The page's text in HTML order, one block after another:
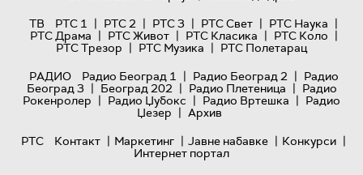
ТВ
РТС 1 | РТС 2 | РТС 3 | РТС Свет | РТС Наука |
РТС Драма | РТС Живот | РТС Класика | РТС Коло |
РТС Трезор | РТС Музика | РТС Полетарац
РАДИО
Радио Београд 1 | Радио Београд 2 | Радио
Београд 3 | Београд 202 | Радио Плетеница | Радио
Рокенролер | Радио Џубокс | Радио Вртешка | Радио
Џезер | Архив
РТС
Контакт | Маркетинг | Јавне набавке | Конкурси |
Интернет портал